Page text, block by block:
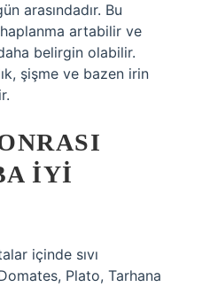
arasındadır. Bu
artabilir ve
belirgin olabilir.
şişme ve bazen irin
IYI
içinde sıvı
Plato, Tarhana